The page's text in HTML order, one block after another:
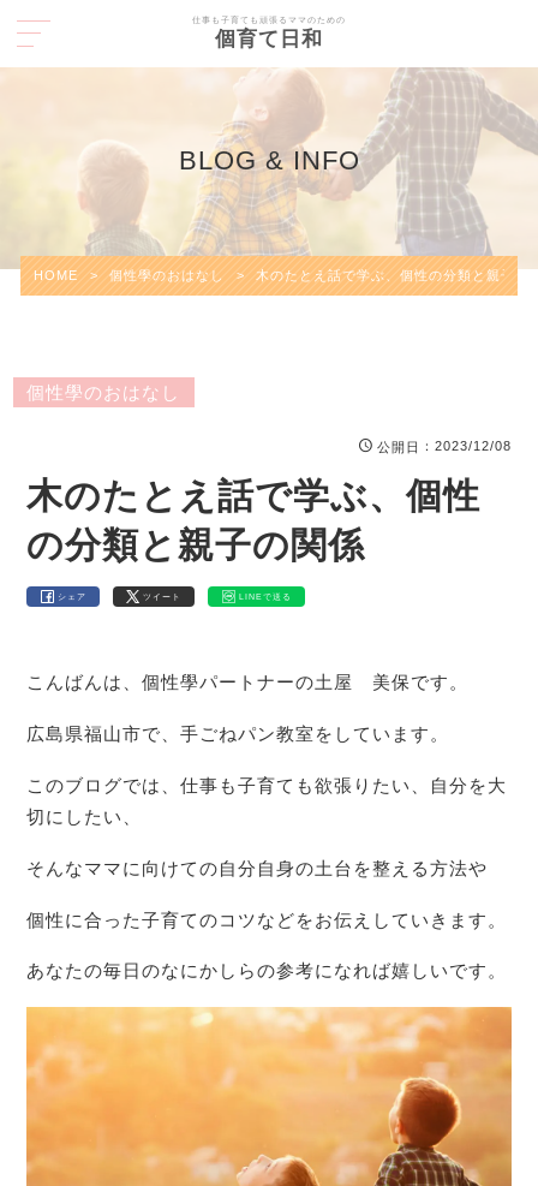
仕事も子育ても頑張るママのための
個育て日和
BLOG & INFO
HOME > 個性學のおはなし > 木のたとえ話で学ぶ、個性の分類と親子の
個性學のおはなし
公開日 ：2023/12/08
木のたとえ話で学ぶ、個性
の分類と親子の関係
シェア ツイート LINEで送る
こんばんは、個性學パートナーの土屋 美保です。
広島県福山市で、手ごねパン教室をしています。
このブログでは、仕事も子育ても欲張りたい、自分を大
切にしたい、
そんなママに向けての自分自身の土台を整える方法や
個性に合った子育てのコツなどをお伝えしていきます。
あなたの毎日のなにかしらの参考になれば嬉しいです。